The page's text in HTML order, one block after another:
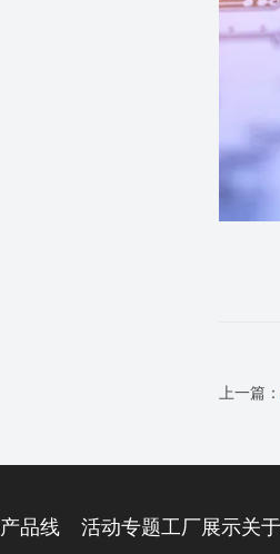
上一篇：
产品线 活动专题工厂展示关